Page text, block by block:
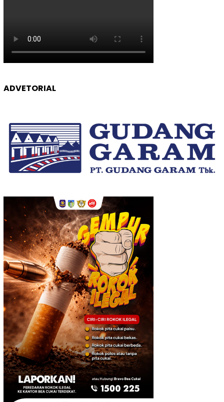
ADVETORIAL